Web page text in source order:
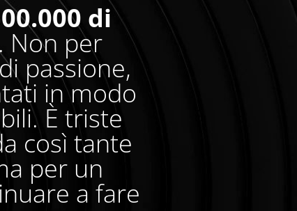
di
Non per
passione,
in modo
È triste
così tante
per un
a fare